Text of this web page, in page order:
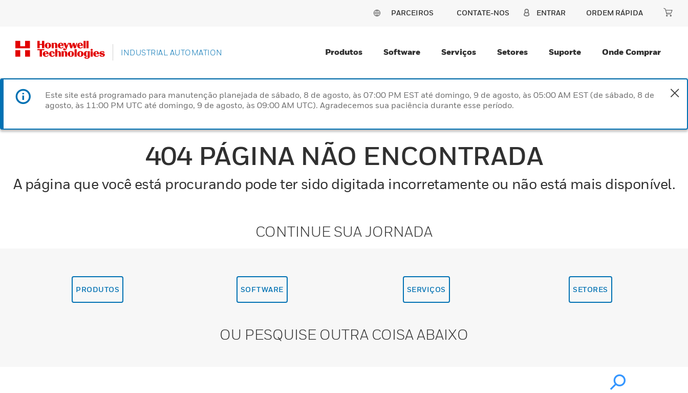
PARCEIROS CONTATE-NOS ENTRAR ORDEM RÁPIDA
INDUSTRIAL AUTOMATION Produtos Software Serviços Setores Suporte Onde Comprar
Este site está programado para manutenção planejada de sábado, 8 de agosto, às 07:00 PM EST até domingo, 9 de agosto, às 05:00 AM EST (de sábado, 8 de
agosto, às 11:00 PM UTC até domingo, 9 de agosto, às 09:00 AM UTC). Agradecemos sua paciência durante esse período.
404 PÁGINA NÃO ENCONTRADA
A página que você está procurando pode ter sido digitada incorretamente ou não está mais disponível.
CONTINUE SUA JORNADA
PRODUTOS SOFTWARE SERVIÇOS SETORES
OU PESQUISE OUTRA COISA ABAIXO